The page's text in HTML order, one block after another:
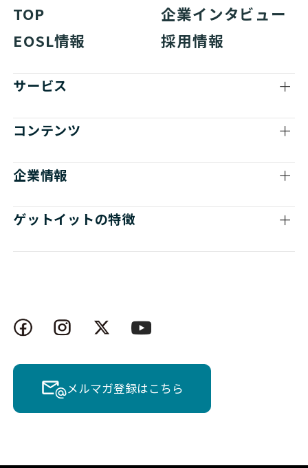
TOP
企業インタビュー
EOSL情報
採用情報
サービス
コンテンツ
企業情報
ゲットイットの特徴
メルマガ登録はこちら